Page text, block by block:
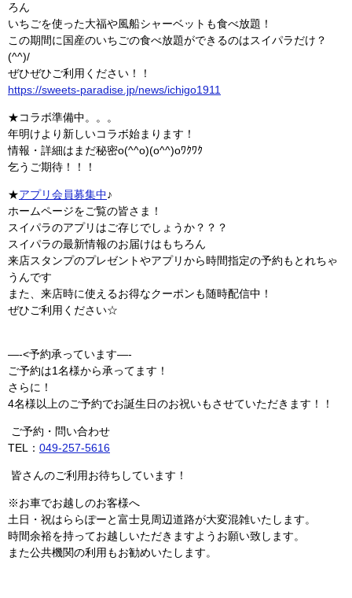
ろん
いちごを使った大福や風船シャーベットも食べ放題！
この期間に国産のいちごの食べ放題ができるのはスイパラだけ？
(^^)/
ぜひぜひご利用ください！！
https://sweets-paradise.jp/news/ichigo1911
★コラボ準備中。。。
年明けより新しいコラボ始まります！
情報・詳細はまだ秘密o(^^o)(o^^)oﾜｸﾜｸ
乞うご期待！！！
★アプリ会員募集中♪
ホームページをご覧の皆さま！
スイパラのアプリはご存じでしょうか？？？
スイパラの最新情報のお届けはもちろん
来店スタンプのプレゼントやアプリから時間指定の予約もとれちゃ
うんです
また、来店時に使えるお得なクーポンも随時配信中！
ぜひご利用ください☆
—-<予約承っています—-
ご予約は1名様から承ってます！
さらに！
4名様以上のご予約でお誕生日のお祝いもさせていただきます！！
ご予約・問い合わせ
TEL： 049-257-5616
皆さんのご利用お待ちしています！
※お車でお越しのお客様へ
土日・祝はららぽーと富士見周辺道路が大変混雑いたします。
時間余裕を持ってお越しいただきますようお願い致します。
また公共機関の利用もお勧めいたします。